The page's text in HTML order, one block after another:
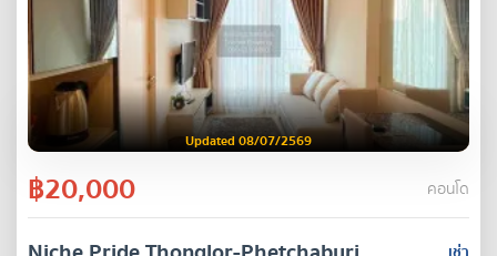
Updated 08/07/2569
฿20,000 คอนโด